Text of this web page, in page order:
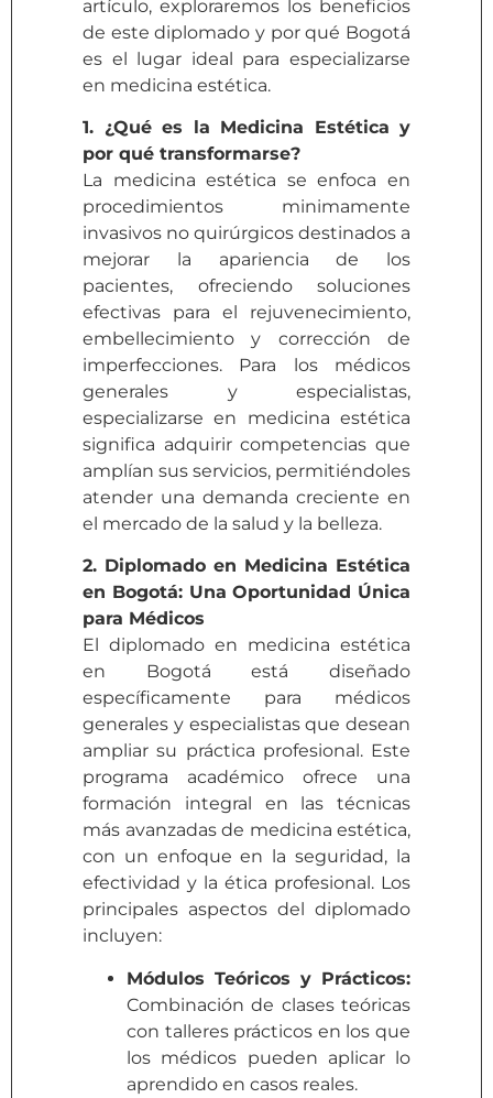
artículo, exploraremos los beneficios
de este diplomado y por qué Bogotá
es el lugar ideal para especializarse
en medicina estética.
1. ¿Qué es la Medicina Estética y
por qué transformarse?
La medicina estética se enfoca en
procedimientos minimamente
invasivos no quirúrgicos destinados a
mejorar la apariencia de los
pacientes, ofreciendo soluciones
efectivas para el rejuvenecimiento,
embellecimiento y corrección de
imperfecciones. Para los médicos
generales y especialistas,
especializarse en medicina estética
significa adquirir competencias que
amplían sus servicios, permitiéndoles
atender una demanda creciente en
el mercado de la salud y la belleza.
2. Diplomado en Medicina Estética
en Bogotá: Una Oportunidad Única
para Médicos
El diplomado en medicina estética
en Bogotá está diseñado
específicamente para médicos
generales y especialistas que desean
ampliar su práctica profesional. Este
programa académico ofrece una
formación integral en las técnicas
más avanzadas de medicina estética,
con un enfoque en la seguridad, la
efectividad y la ética profesional. Los
principales aspectos del diplomado
incluyen:
Módulos Teóricos y Prácticos:
Combinación de clases teóricas
con talleres prácticos en los que
los médicos pueden aplicar lo
aprendido en casos reales.